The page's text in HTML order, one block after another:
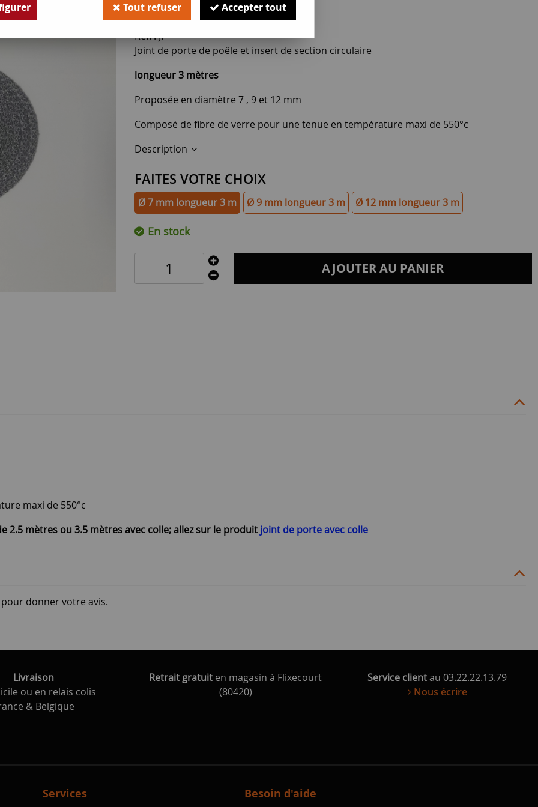
9,00€ TTC
Réf. :JP
Joint de porte de poêle et insert de section circulaire
longueur 3 mètres
Proposée en diamètre 7 , 9 et 12 mm
Composé de fibre de verre pour une tenue en température maxi de 550°c
Description
FAITES VOTRE CHOIX
Ø 7 mm longueur 3 m Ø 9 mm longueur 3 m Ø 12 mm longueur 3 m
En stock
AJOUTER AU PANIER
maxi de 550°c
mètres ou 3.5 mètres avec colle; allez sur le produit joint de porte avec colle
pour donner votre avis.
Livraison
ou en relais colis
& Belgique
Retrait gratuit en magasin à Flixecourt
(80420)
Service clientau 03.22.22.13.79
Nous écrire
Services Besoin d'aide
Tout refuser Accepter tout